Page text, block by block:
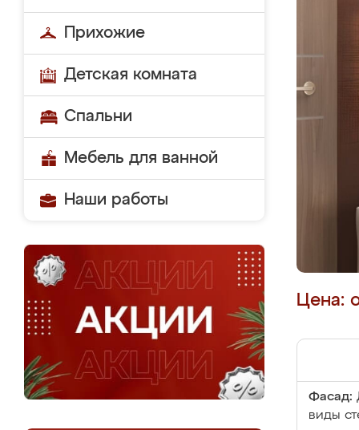
Прихожие
Детская комната
Спальни
Мебель для ванной
Наши работы
Цена:
Фасад:
виды